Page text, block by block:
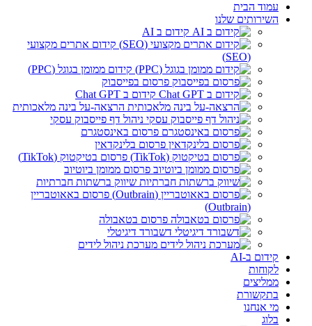
עמוד הבית
השירותים שלנו
קידום ב AI
קידום אתרים מקצועי
(SEO)
קידום ממומן בגוגל (PPC)
פרסום בפייסבוק
קידום ב Chat GPT
הרצאה-על בינה מלאכותית
ניהול דף פייסבוק עסקי
פרסום באינסטגרם
פרסום בלינקדאין
פרסום בטיקטוק (TikTok)
פרסום ממומן ביוטיוב
שיווק ברשתות חברתיות
פרסום באאוטבריין
(Outbrain)
פרסום בטאבולה
דשבורד דיגיטלי
מערכת ניהול לידים
קידום ב-AI
לקוחות
ממליצים
בתקשורת
מי אנחנו
בלוג